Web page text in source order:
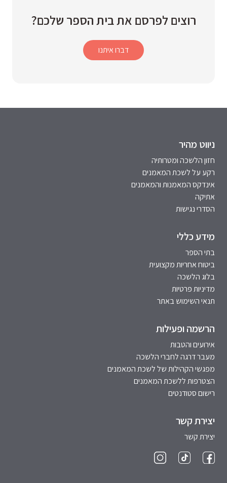
רוצים לפרסם את בית הספר שלכם?
דברו איתנו
ניווט מהיר
חזון הלשכה ומטרותיה
רקע על לשכת המאמנים
אינדקס המאמנות והמאמנים
אתיקה
הסדרי נגישות
מידע כללי
בתי הספר
ביטוח אחריות מקצועית
בלוג הלשכה
מדיניות פרטיות
תנאי השימוש באתר
הרשמה ופעילות
אירועים והטבות
מעבר דרגה לחברי הלשכה
מפגשי הקהילות של לשכת המאמנים
הצטרפות ללשכת המאמנים
רישום סטודנטים
יצירת קשר
יצירת קשר